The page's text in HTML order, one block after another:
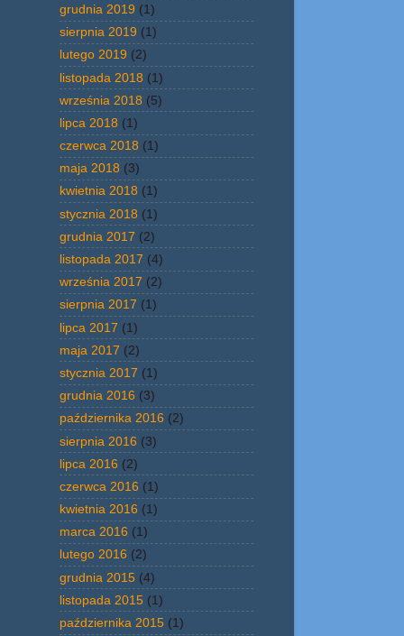
grudnia 2019 (1)
sierpnia 2019 (1)
lutego 2019 (2)
listopada 2018 (1)
września 2018 (5)
lipca 2018 (1)
czerwca 2018 (1)
maja 2018 (3)
kwietnia 2018 (1)
stycznia 2018 (1)
grudnia 2017 (2)
listopada 2017 (4)
września 2017 (2)
sierpnia 2017 (1)
lipca 2017 (1)
maja 2017 (2)
stycznia 2017 (1)
grudnia 2016 (3)
października 2016 (2)
sierpnia 2016 (3)
lipca 2016 (2)
czerwca 2016 (1)
kwietnia 2016 (1)
marca 2016 (1)
lutego 2016 (2)
grudnia 2015 (4)
listopada 2015 (1)
października 2015 (1)